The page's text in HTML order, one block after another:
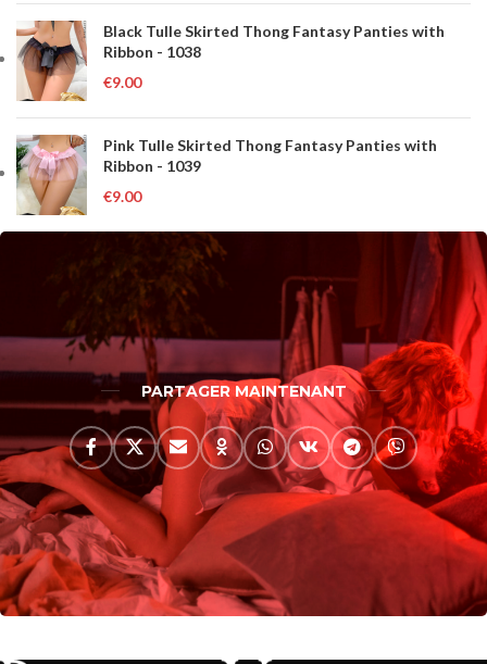
Black Tulle Skirted Thong Fantasy Panties with
Ribbon - 1038
€9.00
Pink Tulle Skirted Thong Fantasy Panties with
Ribbon - 1039
€9.00
PARTAGER MAINTENANT